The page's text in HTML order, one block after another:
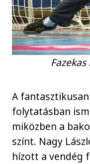
A
folytatásban
miközben a
színt. Nagy
hízott a vendég